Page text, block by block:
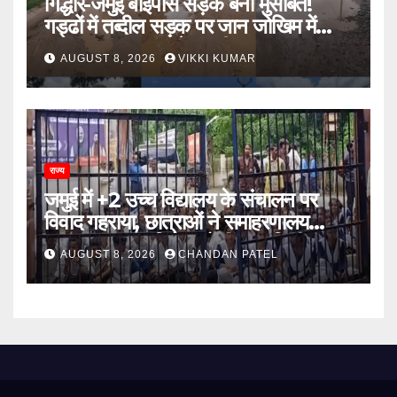
गड्ढों में तब्दील सड़क पर जान जोखिम में
डालकर सफर कर रहे ग्रामीण
AUGUST 8, 2026 VIKKI KUMAR
राज्य
जमुई में +2 उच्च विद्यालय के संचालन पर
विवाद गहराया, छात्राओं ने समाहरणालय
पहुंचकर जताया विरोध; बोलीं- 14 किमी दूर
नहीं जाएंगे स्कूल
AUGUST 8, 2026 CHANDAN PATEL